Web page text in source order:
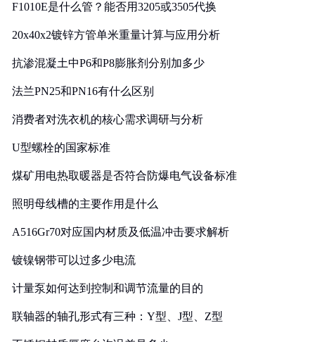
F1010E是什么管？能否用3205或3505代换
20x40x2镀锌方管单米重量计算与应用分析
抗渗混凝土中P6和P8膨胀剂分别加多少
法兰PN25和PN16有什么区别
消费者对洗衣机的核心需求调研与分析
U型螺栓的国家标准
煤矿用电热取暖器是否符合防爆电气设备标准
照明母线槽的主要作用是什么
A516Gr70对应国内材质及低温冲击要求解析
镀镍钢带可以过多少电流
计量泵如何达到控制和调节流量的目的
联轴器的轴孔形式有三种：Y型、J型、Z型